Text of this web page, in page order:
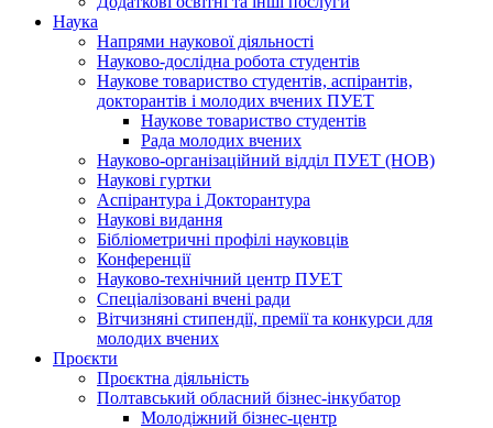
Наука
Напрями наукової діяльності
Науково-дослідна робота студентів
Наукове товариство студентів, аспірантів,
докторантів і молодих вчених ПУЕТ
Наукове товариство студентів
Рада молодих вчених
Науково-організаційний відділ ПУЕТ (НОВ)
Наукові гуртки
Аспірантура і Докторантура
Наукові видання
Бібліометричні профілі науковців
Конференції
Науково-технічний центр ПУЕТ
Спеціалізовані вчені ради
Вітчизняні стипендії, премії та конкурси для
молодих вчених
Проєкти
Проєктна діяльність
Полтавський обласний бізнес-інкубатор
Молодіжний бізнес-центр